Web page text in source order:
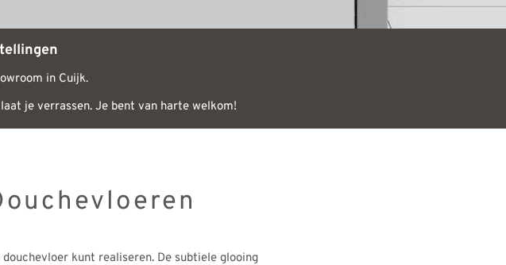
in Cuijk.
je verrassen. Je bent van harte welkom!
kunt realiseren. De subtiele glooing